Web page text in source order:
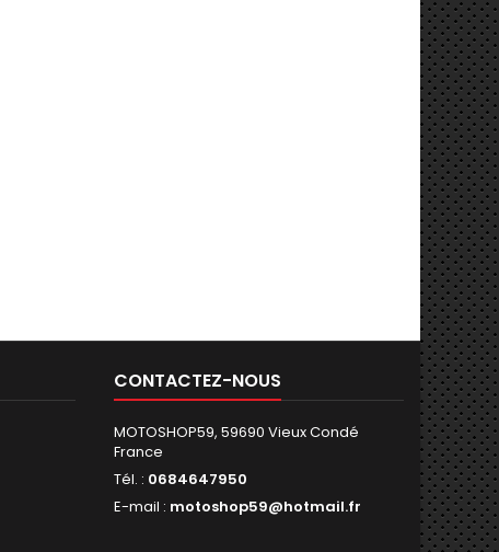
CONTACTEZ-NOUS
MOTOSHOP59, 59690 Vieux Condé
France
Tél. : 0684647950
E-mail : motoshop59@hotmail.fr